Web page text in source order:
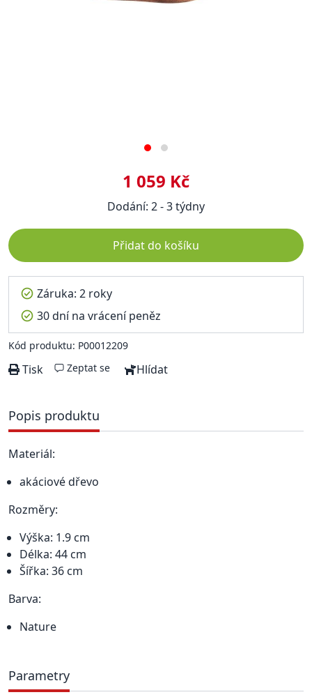
1 059 Kč
Dodání: 2 - 3 týdny
Přidat do košíku
Záruka: 2 roky
30 dní na vrácení peněz
Kód produktu: P00012209
Tisk Zeptat se Hlídat
Popis produktu
Materiál:
akáciové dřevo
Rozměry:
Výška: 1.9 cm
Délka: 44 cm
Šířka: 36 cm
Barva:
Nature
Parametry